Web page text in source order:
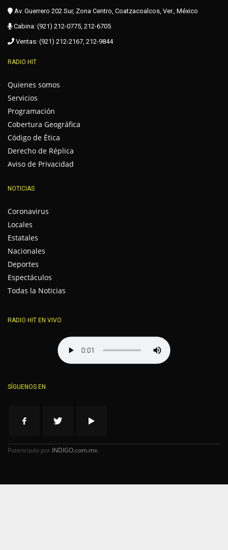
Av. Guerrero 202 Sur, Zona Centro, Coatzacoalcos, Ver., México
Cabina: (921) 212-0775, 212-6705
Ventas: (921) 212-2167, 212-9844
RADIO HIT
Quienes somos
Servicios
Programación
Cobertura Geográfica
Código de Ética
Derecho de Réplica
Aviso de Privacidad
NOTICIAS
Coronavirus
Locales
Estatales
Nacionales
Deportes
Espectáculos
Todas la Noticias
RADIO HIT EN VIVO
SÍGUENOS EN
Potenciado por INDIGO.com.mx.